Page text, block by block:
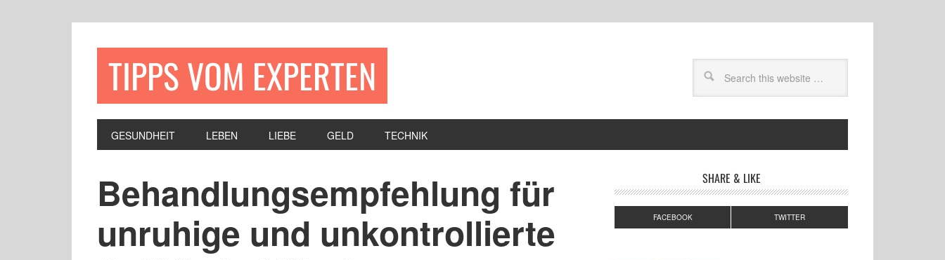
TIPPS VOM EXPERTEN
GESUNDHEIT LEBEN LIEBE GELD TECHNIK
Behandlungsempfehlung für
unruhige und unkontrollierte
SHARE & LIKE
FACEBOOK TWITTER